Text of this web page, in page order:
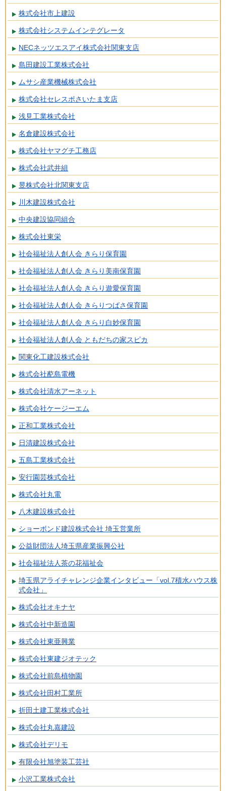
株式会社市上建設
株式会社システムインテグレータ
NECネッツエスアイ株式会社関東支店
島田建設工業株式会社
ムサシ産業機械株式会社
株式会社セレスポさいたま支店
浅見工業株式会社
名倉建設株式会社
株式会社ヤマグチ工務店
株式会社武井組
昱株式会社北関東支店
川木建設株式会社
中央建設協同組合
株式会社東栄
社会福祉法人創人会 きらり保育園
社会福祉法人創人会 きらり美南保育園
社会福祉法人創人会 きらり遊愛保育園
社会福祉法人創人会 きらりつばさ保育園
社会福祉法人創人会 きらり白妙保育園
社会福祉法人創人会 ともだちの家スピカ
関東化工建設株式会社
株式会社蓜島電機
株式会社清水アーネット
株式会社ケージーエム
正和工業株式会社
日清建設株式会社
五島工業株式会社
安行園芸株式会社
株式会社丸電
八木建設株式会社
ショーボンド建設株式会社 埼玉営業所
公益財団法人埼玉県産業振興公社
社会福祉法人茶の花福祉会
埼玉県アライチャレンジ企業インタビュー「vol.7積水ハウス株
式会社」
株式会社オキナヤ
株式会社中新造園
株式会社東亜興業
株式会社東建ジオテック
株式会社前島植物園
株式会社田村工業所
折田土建工業株式会社
株式会社丸嘉建設
株式会社デリモ
有限会社旭塗装工芸社
小沢工業株式会社